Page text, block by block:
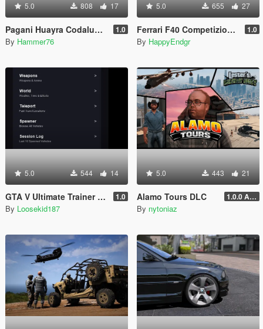
5.0 808 17
Pagani Huayra Codalunga [Add-On | Legacy | Enhanced] 1.0
By Hammer76
5.0 655 27
Ferrari F40 Competizione 1989 [Add-On] 1.0
By HappyEndgr
5.0 544 14
GTA V Ultimate Trainer 2026 1.0
By Loosekid187
5.0 443 21
Alamo Tours DLC 1.0.0 Alpha
By nytoniaz